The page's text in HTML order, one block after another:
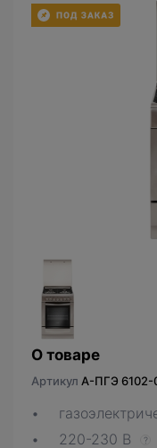
О товаре
Артикул A-ПГЭ 6102-
220-230 В ?